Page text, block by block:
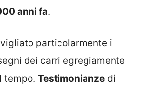
anni fa.
particolarmente i
dei carri egregiamente
tempo. Testimonianze di